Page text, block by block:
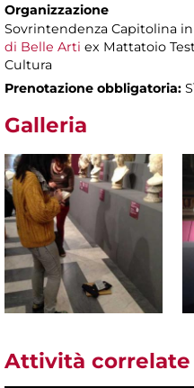
Organizzazione
Sovrintendenza Capitolina
di Belle Arti ex Mattatoio
Cultura
Prenotazione obbligatoria:
Galleria
Attività correlate